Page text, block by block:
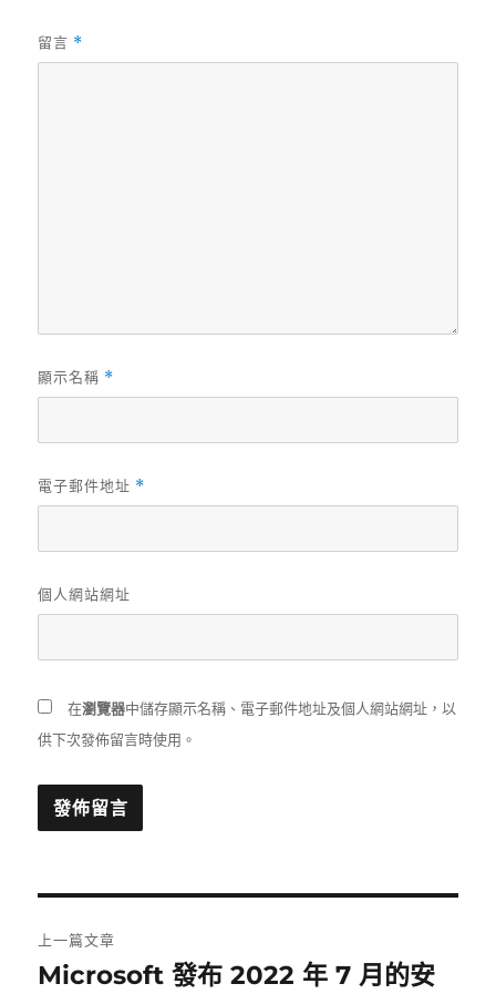
留言 *
顯示名稱 *
電子郵件地址 *
個人網站網址
在瀏覽器中儲存顯示名稱、電子郵件地址及個人網站網址，以
供下次發佈留言時使用。
章
上一篇文章
上
Microsoft 發布 2022 年 7 月的安